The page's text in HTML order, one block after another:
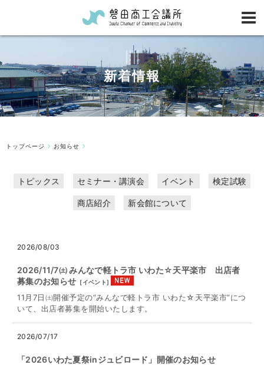
新着情報
トップページ お知らせ
トピックス セミナー・講演会 イベント 検定試験
商店紹介 新会館について
2026/08/03
2026/11/7㈯ みんなで軽トラ市 いわた☆天平楽市 出店者
募集のお知らせ [イベント]
11月7日㈯開催予定の“みんなで軽トラ市 いわた☆天平楽市”につ
いて、出店者募集を開始いたします。
2026/07/17
「2026いわた夏祭inジュビロード」開催のお知らせ